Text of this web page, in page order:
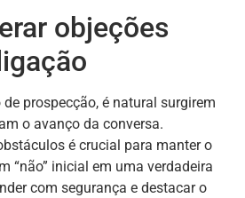
objeções
prospecção, é natural surgirem
o avanço da conversa.
é crucial para manter o
“não” inicial em uma verdadeira
com segurança e destacar o